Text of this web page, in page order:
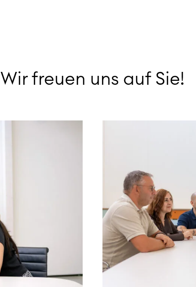
Wir freuen uns auf Sie!